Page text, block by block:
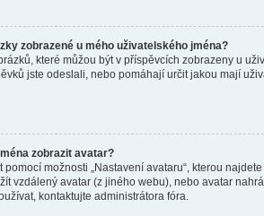
zobrazené u mého uživatelského jména?
které můžou být v příspěvcích zobrazeny u
jste odeslali, nebo pomáhají určit jakou mají
zobrazit avatar?
pomocí možnosti „Nastavení avataru“, kterou
vzdálený avatar (z jiného webu), nebo avatar
kontaktujte administrátora fóra.